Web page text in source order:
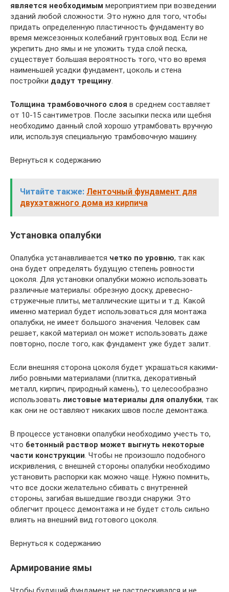
является необходимым мероприятием при возведении
зданий любой сложности. Это нужно для того, чтобы
придать определенную пластичность фундаменту во
время межсезонных колебаний грунтовых вод. Если не
укрепить дно ямы и не уложить туда слой песка,
существует большая вероятность того, что во время
наименьшей усадки фундамент, цоколь и стена
постройки дадут трещину.
Толщина трамбовочного слоя в среднем составляет
от 10-15 сантиметров. После засыпки песка или щебня
необходимо данный слой хорошо утрамбовать вручную
или, используя специальную трамбовочную машину.
Вернуться к содержанию
Читайте также: Ленточный фундамент для
двухэтажного дома из кирпича
Установка опалубки
Опалубка устанавливается четко по уровню, так как
она будет определять будущую степень ровности
цоколя. Для установки опалубки можно использовать
различные материалы: обрезную доску, древесно-
стружечные плиты, металлические щиты и т.д. Какой
именно материал будет использоваться для монтажа
опалубки, не имеет большого значения. Человек сам
решает, какой материал он может использовать даже
повторно, после того, как фундамент уже будет залит.
Если внешняя сторона цоколя будет украшаться какими-
либо ровными материалами (плитка, декоративный
металл, кирпич, природный камень), то целесообразно
использовать листовые материалы для опалубки, так
как они не оставляют никаких швов после демонтажа.
В процессе установки опалубки необходимо учесть то,
что бетонный раствор может выгнуть некоторые
части конструкции. Чтобы не произошло подобного
искривления, с внешней стороны опалубки необходимо
установить распорки как можно чаще. Нужно помнить,
что все доски желательно сбивать с внутренней
стороны, загибая вышедшие гвозди снаружи. Это
облегчит процесс демонтажа и не будет столь сильно
влиять на внешний вид готового цоколя.
Вернуться к содержанию
Армирование ямы